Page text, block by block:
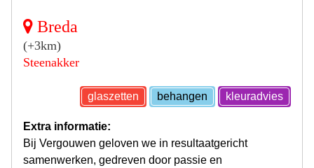
Breda
(+3km)
Steenakker
glaszetten behangen kleuradvies
Extra informatie:
Bij Vergouwen geloven we in resultaatgericht
samenwerken, gedreven door passie en